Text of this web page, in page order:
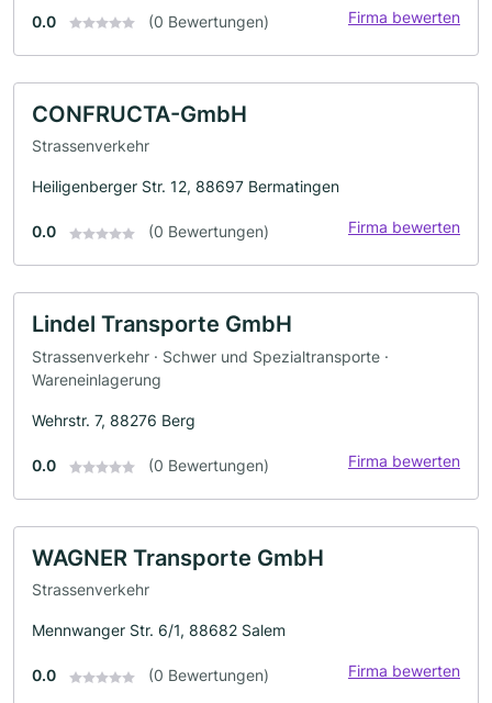
0.0 (0 Bewertungen) Firma bewerten
CONFRUCTA-GmbH
Strassenverkehr
Heiligenberger Str. 12, 88697 Bermatingen
0.0 (0 Bewertungen) Firma bewerten
Lindel Transporte GmbH
Strassenverkehr · Schwer und Spezialtransporte ·
Wareneinlagerung
Wehrstr. 7, 88276 Berg
0.0 (0 Bewertungen) Firma bewerten
WAGNER Transporte GmbH
Strassenverkehr
Mennwanger Str. 6/1, 88682 Salem
0.0 (0 Bewertungen) Firma bewerten